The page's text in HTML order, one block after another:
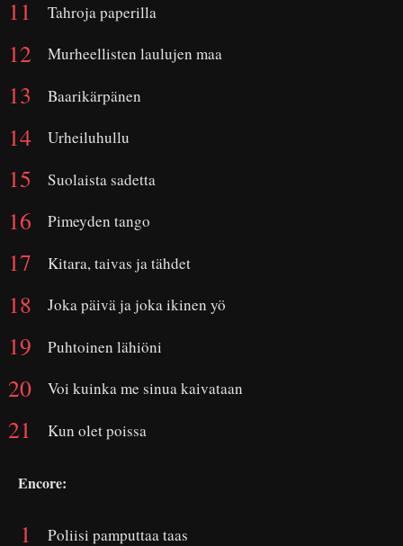
Tahroja paperilla
Murheellisten laulujen maa
Baarikärpänen
Urheiluhullu
Suolaista sadetta
Pimeyden tango
Kitara, taivas ja tähdet
Joka päivä ja joka ikinen yö
Puhtoinen lähiöni
Voi kuinka me sinua kaivataan
Kun olet poissa
Encore:
Poliisi pamputtaa taas